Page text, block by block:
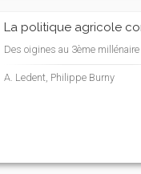
La politique agricole
Des oigines au 3ème millénaire
A. Ledent, Philippe Burny